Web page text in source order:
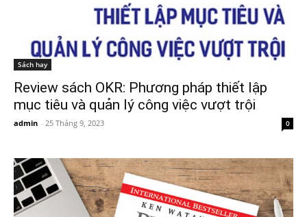
Sách hay
Review sách OKR: Phương pháp thiết lập
mục tiêu và quản lý công việc vượt trội
admin - 25 Tháng 9, 2023 0